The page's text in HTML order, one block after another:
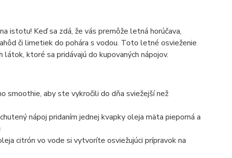
istotu! Keď sa zdá, že vás premôže letná horúčava,
či limetiek do pohára s vodou. Toto letné osvieženie
látok, ktoré sa pridávajú do kupovaných nápojov.
smoothie, aby ste vykročili do dňa sviežejší než
nápoj pridaním jednej kvapky oleja mäta pieporná a
citrón vo vode si vytvoríte osviežujúci prípravok na